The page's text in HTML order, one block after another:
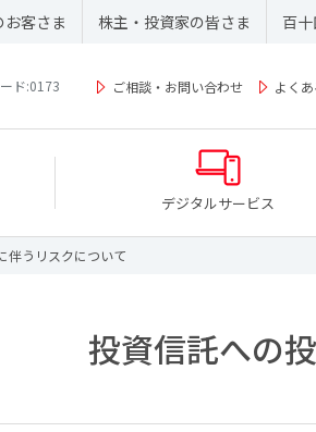
お客さま 株主・投資家の皆さま 百
ド:0173 ご相談・お問い合わせ よく
デジタルサービス
伴うリスクについて
投資信託への